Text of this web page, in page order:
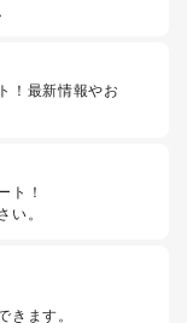
！最新情報やお
ト！
い。
きます。